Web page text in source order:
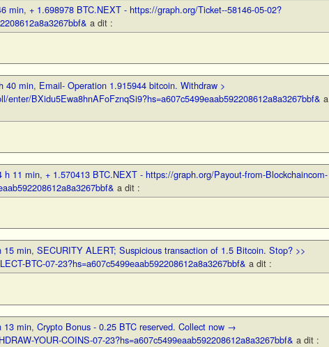
min, + 1.698978 BTC.NEXT - https://graph.org/Ticket--58146-05-02?
a dit :
40 min, Email- Operation 1.915944 bitcoin. Withdraw >
enter/BXidu5Ewa8hnAFoFznqSi9?hs=a607c5499eaab592208612a8a3267bbf& a
h 11 min, + 1.570413 BTC.NEXT - https://graph.org/Payout-from-Blockchaincom-
a dit :
15 min, SECURITY ALERT; Suspicious transaction of 1.5 Bitcoin. Stop? >>
BTC-07-23?hs=a607c5499eaab592208612a8a3267bbf& a dit :
13 min, Crypto Bonus - 0.25 BTC reserved. Collect now →
YOUR-COINS-07-23?hs=a607c5499eaab592208612a8a3267bbf& a dit :